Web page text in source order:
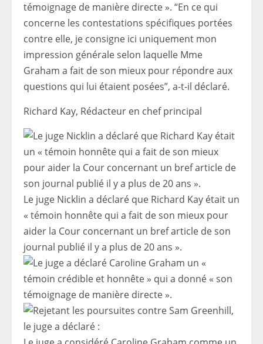
témoignage de manière directe ». “En ce qui
concerne les contestations spécifiques portées
contre elle, je consigne ici uniquement mon
impression générale selon laquelle Mme
Graham a fait de son mieux pour répondre aux
questions qui lui étaient posées”, a-t-il déclaré.
Richard Kay, Rédacteur en chef principal
Le juge Nicklin a déclaré que Richard Kay était un
« témoin honnête qui a fait de son mieux pour
aider la Cour concernant un bref article de son
journal publié il y a plus de 20 ans ».